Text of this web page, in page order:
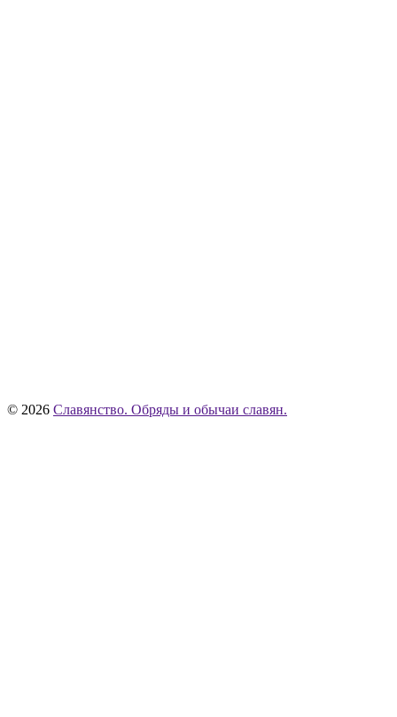
© 2026 Славянство. Обряды и обычаи славян.